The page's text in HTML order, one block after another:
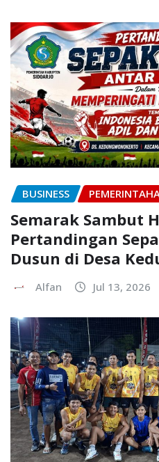
BUSINESS
Semarak Sambut
Pertandingan
Dusun di Desa
Alfan Jul 13, 2026